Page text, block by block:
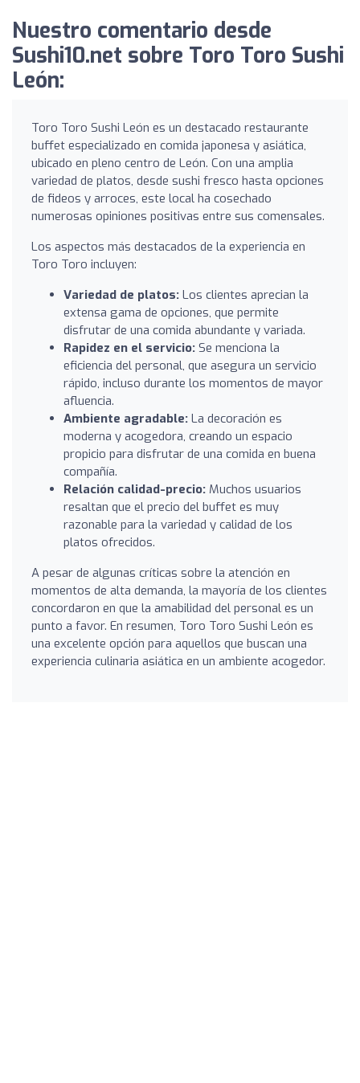
Nuestro comentario desde
Sushi10.net sobre Toro Toro Sushi
León:
Toro Toro Sushi León es un destacado restaurante
buffet especializado en comida japonesa y asiática,
ubicado en pleno centro de León. Con una amplia
variedad de platos, desde sushi fresco hasta opciones
de fideos y arroces, este local ha cosechado
numerosas opiniones positivas entre sus comensales.
Los aspectos más destacados de la experiencia en
Toro Toro incluyen:
Variedad de platos: Los clientes aprecian la
extensa gama de opciones, que permite
disfrutar de una comida abundante y variada.
Rapidez en el servicio: Se menciona la
eficiencia del personal, que asegura un servicio
rápido, incluso durante los momentos de mayor
afluencia.
Ambiente agradable: La decoración es
moderna y acogedora, creando un espacio
propicio para disfrutar de una comida en buena
compañía.
Relación calidad-precio: Muchos usuarios
resaltan que el precio del buffet es muy
razonable para la variedad y calidad de los
platos ofrecidos.
A pesar de algunas críticas sobre la atención en
momentos de alta demanda, la mayoría de los clientes
concordaron en que la amabilidad del personal es un
punto a favor. En resumen, Toro Toro Sushi León es
una excelente opción para aquellos que buscan una
experiencia culinaria asiática en un ambiente acogedor.